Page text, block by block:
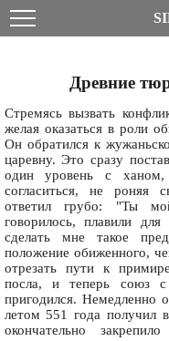
Древние
Стремясь вызвать
желая оказаться в роли
Он обратился к
царевну. Это сразу
один уровень с
согласиться, не роняя
ответил грубо: "Ты
говорилось, плавили
сделать мне такое
положение обиженного,
отрезать пути к
посла, и теперь союз
пригодился. Немедленно
летом 551 года получил
окончательно